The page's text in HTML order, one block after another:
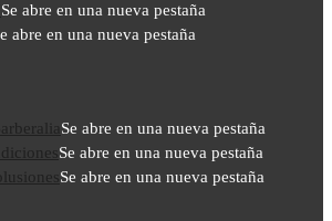
Se abre en una nueva pestaña
Se abre en una nueva pestaña
Se abre en una nueva pestaña
Se abre en una nueva pestaña
abre en una nueva pestaña